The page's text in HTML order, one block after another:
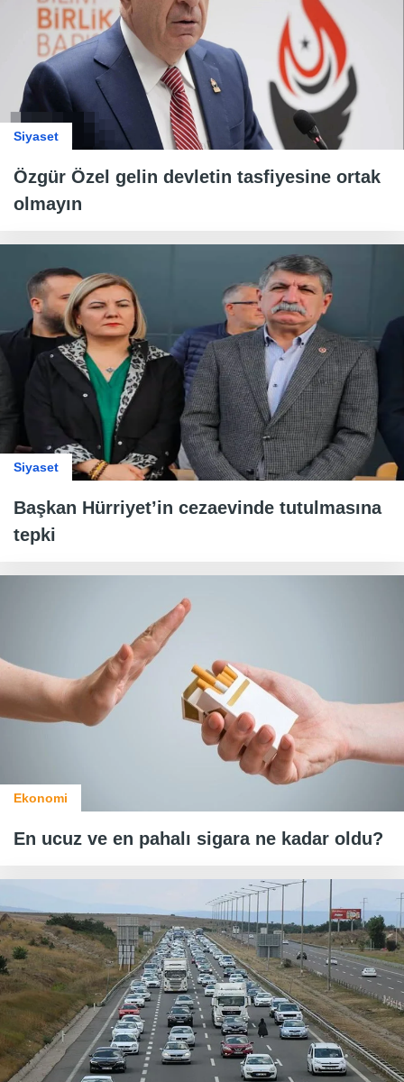
Siyaset
Özgür Özel gelin devletin tasfiyesine ortak
olmayın
Siyaset
Başkan Hürriyet’in cezaevinde tutulmasına
tepki
Ekonomi
En ucuz ve en pahalı sigara ne kadar oldu?